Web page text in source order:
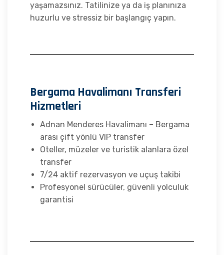
yaşamazsınız. Tatilinize ya da iş planınıza
huzurlu ve stressiz bir başlangıç yapın.
Bergama Havalimanı Transferi
Hizmetleri
Adnan Menderes Havalimanı – Bergama
arası çift yönlü VIP transfer
Oteller, müzeler ve turistik alanlara özel
transfer
7/24 aktif rezervasyon ve uçuş takibi
Profesyonel sürücüler, güvenli yolculuk
garantisi